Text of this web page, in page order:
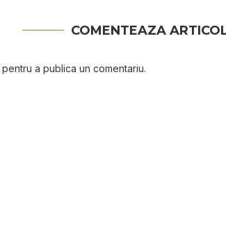
COMENTEAZA
pentru a publica un comentariu.